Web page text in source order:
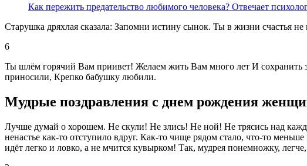
Как пережить предательство любимого человека? Отвечает
Старушка дряхлая сказала: Запомни истину сынок. Ты в жизни счастья
6
Ты шлём горячий Вам приивет! Желаем жить Вам много лет И
приносили, Крепко бабушку любили.
Мудрые поздравления с днем рождения
Лучше думай о хорошем. Не скули! Не злись! Не ной! Не трясись над
ненастье как-то отступило вдруг. Как-то чище рядом стало, что-то
идёт легко и ловко, а не мчится кувырком! Так, мудрея понемножку,